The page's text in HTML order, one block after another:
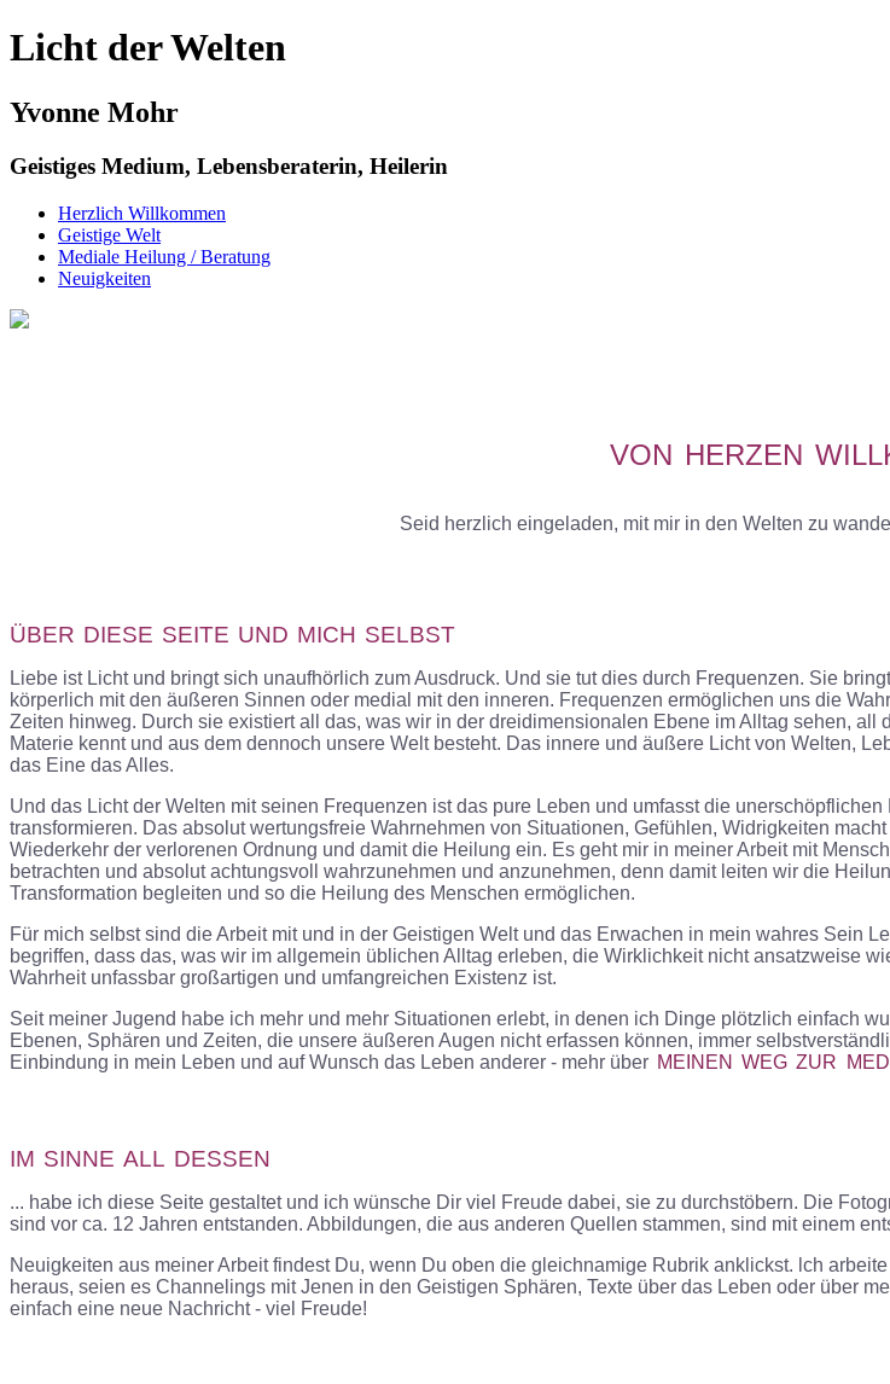
Licht der Welten
Yvonne Mohr
Geistiges Medium, Lebensberaterin, Heilerin
Herzlich Willkommen
Geistige Welt
Mediale Heilung / Beratung
Neuigkeiten
VON HERZEN
Seid herzlich eingeladen, mit mir in den Welten zu
ÜBER DIESE SEITE UND MICH SELBST
Liebe ist Licht und bringt sich unaufhörlich zum Ausdruck. Und sie tut dies durch Frequenzen. Sie
körperlich mit den äußeren Sinnen oder medial mit den inneren. Frequenzen ermöglichen uns die
Zeiten hinweg. Durch sie existiert all das, was wir in der dreidimensionalen Ebene im Alltag sehen,
Materie kennt und aus dem dennoch unsere Welt besteht. Das innere und äußere Licht von Welten,
das Eine das Alles.
Und das Licht der Welten mit seinen Frequenzen ist das pure Leben und umfasst die
transformieren. Das absolut wertungsfreie Wahrnehmen von Situationen, Gefühlen, Widrigkeiten
Wiederkehr der verlorenen Ordnung und damit die Heilung ein. Es geht mir in meiner Arbeit mit
betrachten und absolut achtungsvoll wahrzunehmen und anzunehmen, denn damit leiten wir die
Transformation begleiten und so die Heilung des Menschen ermöglichen.
Für mich selbst sind die Arbeit mit und in der Geistigen Welt und das Erwachen in mein wahres Sein
begriffen, dass das, was wir im allgemein üblichen Alltag erleben, die Wirklichkeit nicht ansatzweise
Wahrheit unfassbar großartigen und umfangreichen Existenz ist.
Seit meiner Jugend habe ich mehr und mehr Situationen erlebt, in denen ich Dinge plötzlich einfach
Ebenen, Sphären und Zeiten, die unsere äußeren Augen nicht erfassen können, immer
Einbindung in mein Leben und auf Wunsch das Leben anderer - mehr über MEINEN WEG ZUR
IM SINNE ALL DESSEN
... habe ich diese Seite gestaltet und ich wünsche Dir viel Freude dabei, sie zu durchstöbern. Die
sind vor ca. 12 Jahren entstanden. Abbildungen, die aus anderen Quellen stammen, sind mit einem
Neuigkeiten aus meiner Arbeit findest Du, wenn Du oben die gleichnamige Rubrik anklickst. lch
heraus, seien es Channelings mit Jenen in den Geistigen Sphären, Texte über das Leben oder über
einfach eine neue Nachricht - viel Freude!